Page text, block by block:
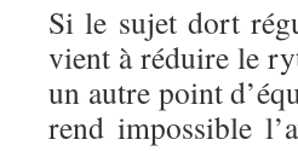
Si le sujet dort
vient à réduire le
un autre point
rend impossible